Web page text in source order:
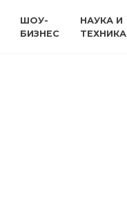
ШОУ-
БИЗНЕС
НАУКА И
ТЕХНИКА